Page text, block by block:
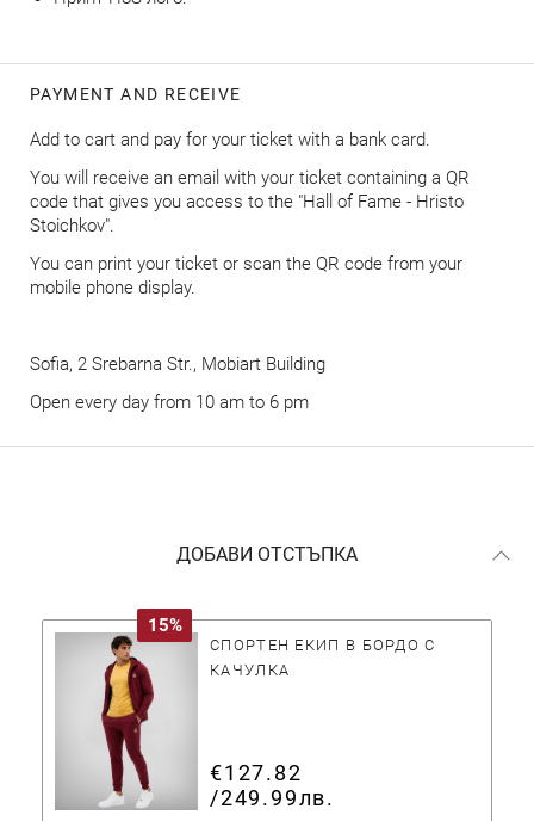
PAYMENT AND RECEIVE
Add to cart and pay for your ticket with a bank card.
You will receive an email with your ticket containing a QR
code that gives you access to the "Hall of Fame - Hristo
Stoichkov".
You can print your ticket or scan the QR code from your
mobile phone display.
Sofia, 2 Srebarna Str., Mobiart Building
Оpen every day from 10 am to 6 pm
ДОБАВИ ОТСТЪПКА
15%
СПОРТЕН ЕКИП В БОРДО С
КАЧУЛКА
€127.82
/249.99лв.